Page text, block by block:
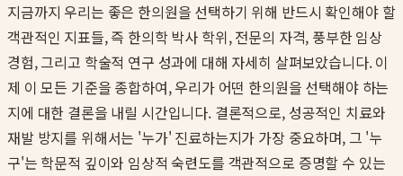
지금까지 우리는 좋은 한의원을 선택하기 위해 반드시 확인해야 할
객관적인 지표들, 즉 한의학 박사 학위, 전문의 자격, 풍부한 임상
경험, 그리고 학술적 연구 성과에 대해 자세히 살펴보았습니다. 이
제 이 모든 기준을 종합하여, 우리가 어떤 한의원을 선택해야 하는
지에 대한 결론을 내릴 시간입니다. 결론적으로, 성공적인 치료와
재발 방지를 위해서는 '누가' 진료하는지가 가장 중요하며, 그 '누
구'는 학문적 깊이와 임상적 숙련도를 객관적으로 증명할 수 있는